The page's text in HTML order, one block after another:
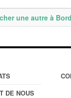
une autre à
DE NOUS